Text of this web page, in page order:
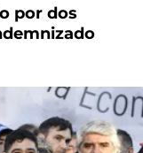
por dos